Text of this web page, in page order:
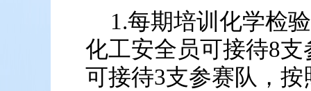
1.每期培训化学检
化工安全员可接待8
可接待3支参赛队，